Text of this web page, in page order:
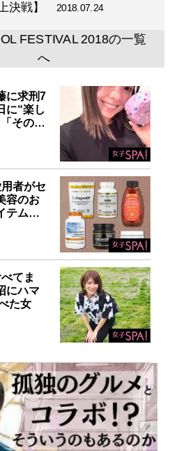
決戦】
2018.07.24
FESTIVAL 2018の一覧
へ
に求刑7
に“楽し
「その…
者がセ
容のお
テム…
てま
にハマ
た女